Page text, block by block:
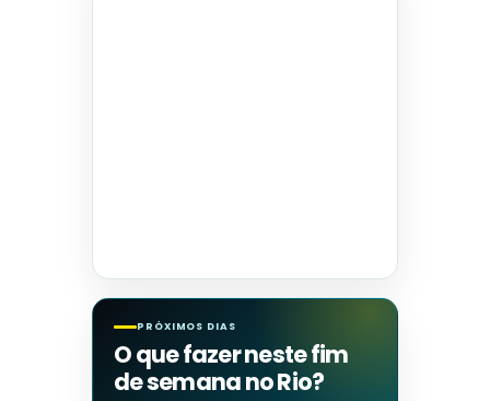
PRÓXIMOS DIAS
O que fazer neste fim
de semana no Rio?